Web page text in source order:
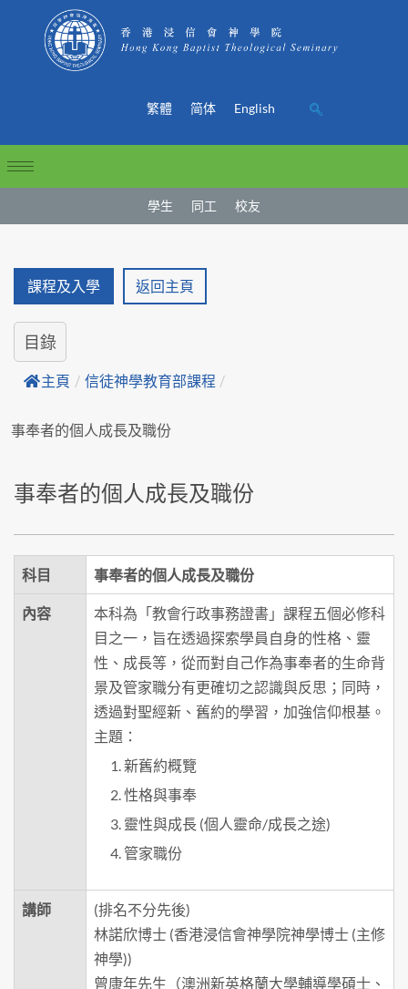
繁體 简体 English
學生 同工 校友
課程及入學 返回主頁
目錄
主頁 / 信徒神學教育部課程 /
事奉者的個人成長及職份
事奉者的個人成長及職份
科目 事奉者的個人成長及職份
內容
本科為「教會行政事務證書」課程五個必修科
目之一，旨在透過探索學員自身的性格、靈
性、成長等，從而對自己作為事奉者的生命背
景及管家職分有更確切之認識與反思；同時，
透過對聖經新、舊約的學習，加強信仰根基。
主題：
新舊約概覽
性格與事奉
靈性與成長 (個人靈命/成長之途)
管家職份
講師
(排名不分先後)
林諾欣博士 (香港浸信會神學院神學博士 (主修
神學))
曾康年先生（澳洲新英格蘭大學輔導學碩士、